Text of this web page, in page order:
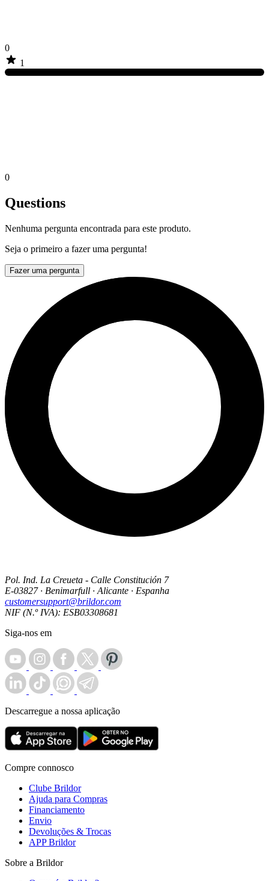
0
1
0
Questions
Nenhuma pergunta encontrada para este produto.
Seja o primeiro a fazer uma pergunta!
Fazer uma pergunta
Pol. Ind. La Creueta - Calle Constitución 7
E-03827 · Benimarfull · Alicante · Espanha
customersupport@brildor.com
NIF (N.º IVA): ESB03308681
Siga-nos em
Descarregue a nossa aplicação
Compre connosco
Clube Brildor
Ajuda para Compras
Financiamento
Envio
Devoluções & Trocas
APP Brildor
Sobre a Brildor